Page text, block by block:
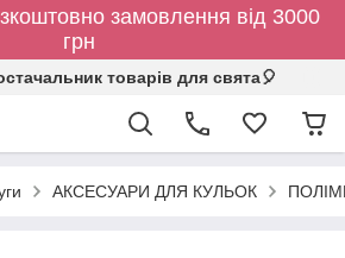
замовлення від 3000
грн
товарів для свята🎈
АКСЕСУАРИ ДЛЯ КУЛЬОК